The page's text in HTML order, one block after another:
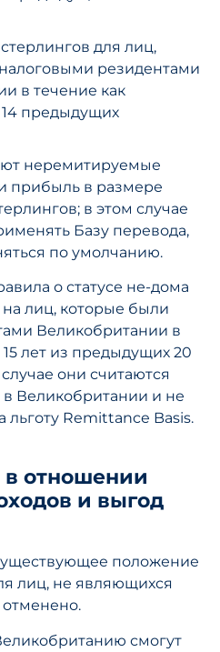
для лиц,
резидентами
в течение как
предыдущих
неремитируемые
прибыль в размере
в этом случае
Базу перевода,
по умолчанию.
о статусе не-дома
лиц, которые были
Великобритании в
лет из предыдущих 20
они считаются
Великобритании и не
льготу Remittance Basis.
отношении
и выгод
положение
лиц, не являющихся
смогут